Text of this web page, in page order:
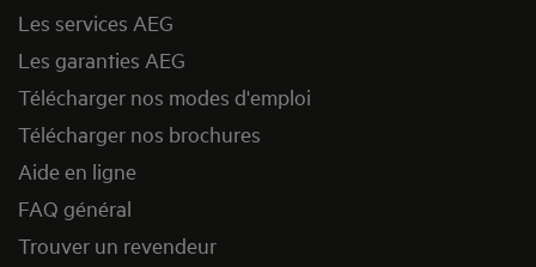
Les services AEG
Les garanties AEG
Télécharger nos modes d'emploi
Télécharger nos brochures
Aide en ligne
FAQ général
Trouver un revendeur